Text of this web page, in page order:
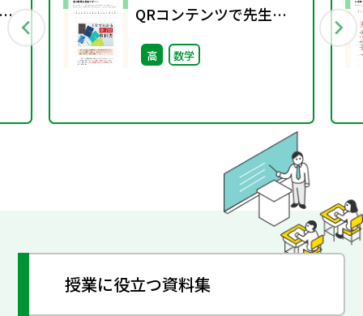
QRコンテンツで先生の
授業を徹底サポート
高 数学
授業に役立つ資料集